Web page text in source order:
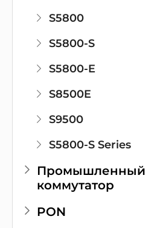
S5800
S5800-S
S5800-E
S8500E
S9500
S5800-S Series
Промышленный
коммутатор
PON